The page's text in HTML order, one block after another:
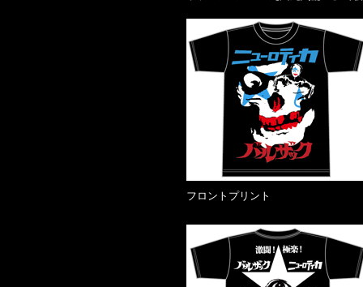
フロントプリント